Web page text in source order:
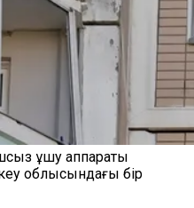
ұшу аппараты
облысындағы бір